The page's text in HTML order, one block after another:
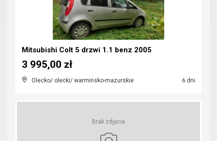
Mitsubishi Colt 5 drzwi 1.1 benz 2005
Olecko/ olecki/ warmińsko-mazurskie 6 dni
3 995,00 zł
Brak zdjęcia